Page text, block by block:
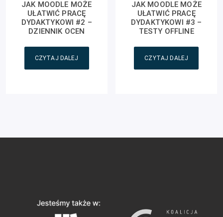
JAK MOODLE MOŻE
UŁATWIĆ PRACĘ
DYDAKTYKOWI #2 –
DZIENNIK OCEN
CZYTAJ DALEJ
JAK MOODLE MOŻE
UŁATWIĆ PRACĘ
DYDAKTYKOWI #3 –
TESTY OFFLINE
CZYTAJ DALEJ